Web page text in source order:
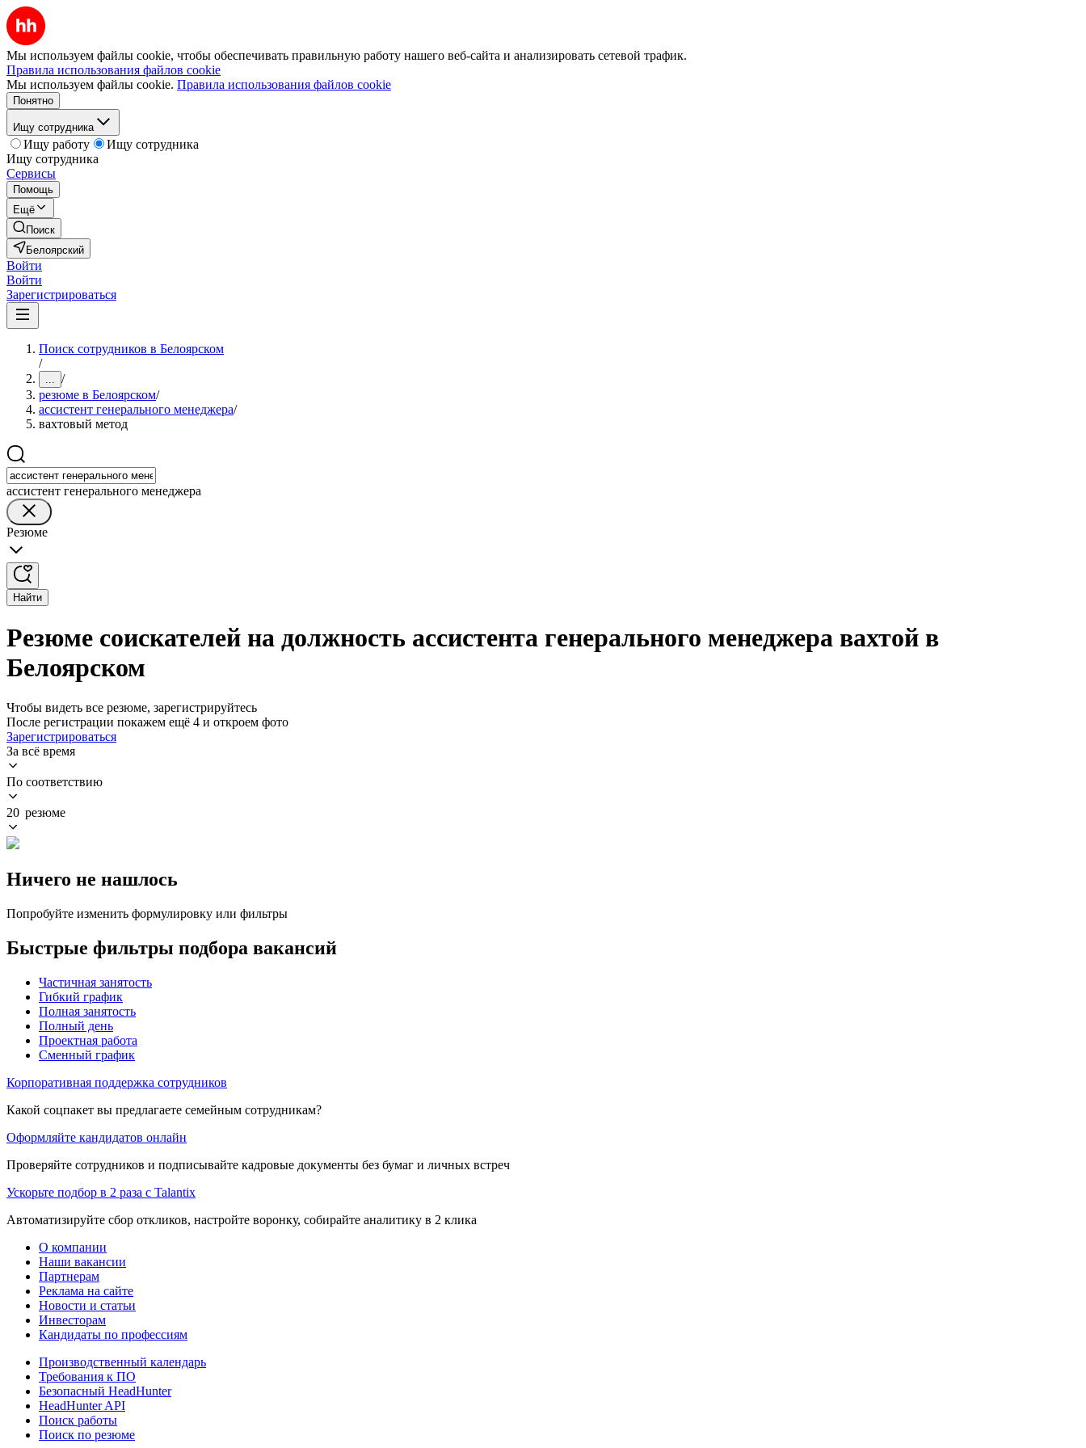
Мы используем файлы cookie, чтобы обеспечивать правильную работу нашего веб-сайта и анализировать сетевой трафик.
Правила использования файлов cookie
Мы используем файлы cookie. Правила использования файлов cookie
Понятно
Ищу сотрудника
Ищу работу
Ищу сотрудника
Ищу сотрудника
Сервисы
Помощь
Ещё
Поиск
Белоярский
Войти
Войти
Зарегистрироваться
Поиск сотрудников в Белоярском
/
... /
резюме в Белоярском/
ассистент генерального менеджера/
вахтовый метод
ассистент генерального менеджера
Резюме
Найти
Резюме соискателей на должность ассистента генерального менеджера вахтой в
Белоярском
Чтобы видеть все резюме, зарегистрируйтесь
После регистрации покажем ещё 4 и откроем фото
Зарегистрироваться
За всё время
По соответствию
20 резюме
Ничего не нашлось
Попробуйте изменить формулировку или фильтры
Быстрые фильтры подбора вакансий
Частичная занятость
Гибкий график
Полная занятость
Полный день
Проектная работа
Сменный график
Корпоративная поддержка сотрудников
Какой соцпакет вы предлагаете семейным сотрудникам?
Оформляйте кандидатов онлайн
Проверяйте сотрудников и подписывайте кадровые документы без бумаг и личных встреч
Ускорьте подбор в 2 раза с Talantix
Автоматизируйте сбор откликов, настройте воронку, собирайте аналитику в 2 клика
О компании
Наши вакансии
Партнерам
Реклама на сайте
Новости и статьи
Инвесторам
Кандидаты по профессиям
Производственный календарь
Требования к ПО
Безопасный HeadHunter
HeadHunter API
Поиск работы
Поиск по резюме